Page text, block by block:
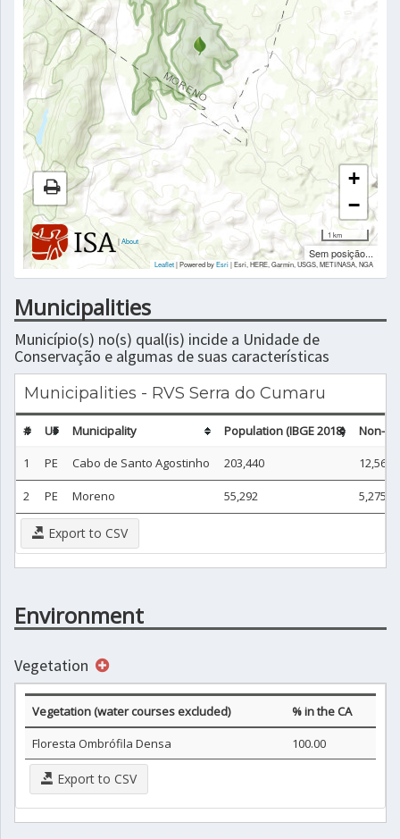
|About
+
−
1 km
Sem posição...
Leaflet| Powered byEsri|Esri, HERE, Garmin, USGS, METI/NASA, NGA
Municipalities
Município(s) no(s) qual(is) incide a Unidade de
Conservação e algumas de suas características
Municipalities - RVS Serra do Cumaru
# UF Municipality Population (IBGE 2018)
Non-
1
PE Cabo de Santo Agostinho 203,440 12,566
2 PE Moreno 55,292 5,275
Export to CSV
Environment
Vegetation
Vegetation (water courses excluded)
% in the CA
Floresta Ombrófila Densa
100.00
Export to CSV